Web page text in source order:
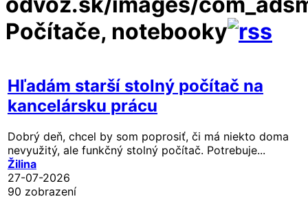
Počítače, notebooky
Hľadám starší stolný počítač na
kancelársku prácu
Dobrý deň, chcel by som poprosiť, či má niekto doma
nevyužitý, ale funkčný stolný počítač. Potrebuje...
Žilina
27-07-2026
90 zobrazení